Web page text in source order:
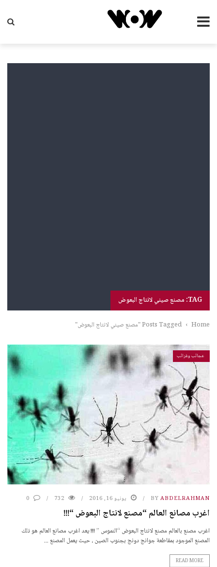
TAG: مصنع صيني لانتاج البعوض
Home
› Posts Tagged "مصنع صيني لانتاج البعوض"
عجائب وغرائب
BY ABDELRAHMAN يونيو 16, 2016 732
0
اغرب مصانع العالم “مصنع لانتاج البعوض “!!!
اغرب مصنع بالعالم مصنع لانتاج البعوض “النموس ” !!! يعد اغرب مصانع العالم هو ذلك
المصنع الموجود بمقاطعة جوانج دونج بجنوب الصين ، حيث يعمل المصنع ...
READ MORE